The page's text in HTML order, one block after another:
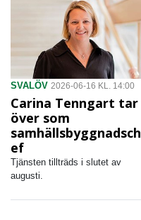
SVALÖV 2026-06-16 KL. 14:00
Carina Tenngart tar
över som
samhällsbyggnadsch
ef
Tjänsten tillträds i slutet av
augusti.